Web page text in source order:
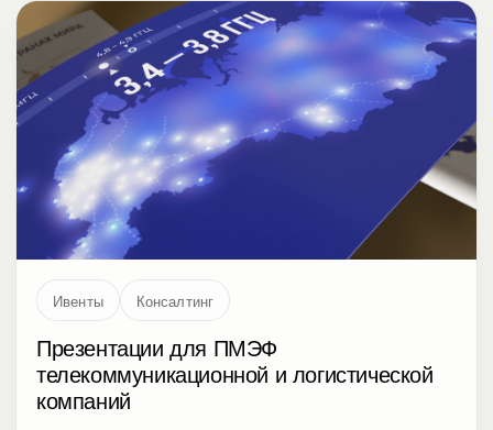
Ивенты Консалтинг
Презентации для ПМЭФ
телекоммуникационной и логистической
компаний